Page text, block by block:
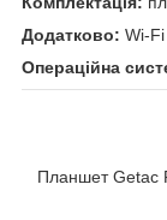
Додатково: Wi-
Операційна
Планшет Getac